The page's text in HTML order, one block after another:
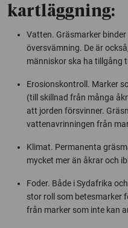
kartläggning:
Vatten. Gräsmarker
översvämning. De är
människor ska ha tillgång
Erosionskontroll. Marker
(till skillnad från många
att jorden försvinner.
vattenavrinningen från
Klimat. Permanenta
mycket mer än åkrar och
Foder. Både i Sydafrika
stor roll som betesmarker
från marker som inte kan